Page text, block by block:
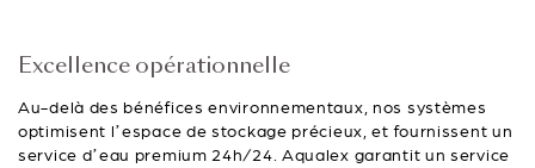
Excellence opérationnelle
Au-delà des bénéfices environnementaux, nos systèmes
optimisent l’espace de stockage précieux, et fournissent un
service d’eau premium 24h/24. Aqualex garantit un service